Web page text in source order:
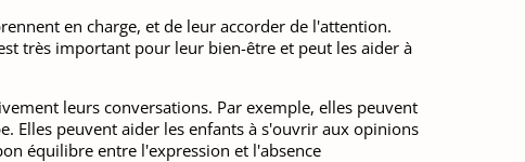
en charge, et de leur accorder de l'attention.
très important pour leur bien-être et peut les aider à
leurs conversations. Par exemple, elles peuvent
peuvent aider les enfants à s'ouvrir aux opinions
équilibre entre l'expression et l'absence